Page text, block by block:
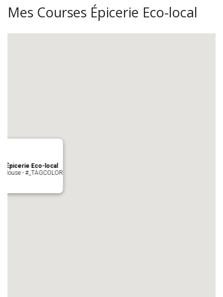
Mes Courses Épicerie Eco-local
Épicerie Eco-local
- #_TAGCOLOR